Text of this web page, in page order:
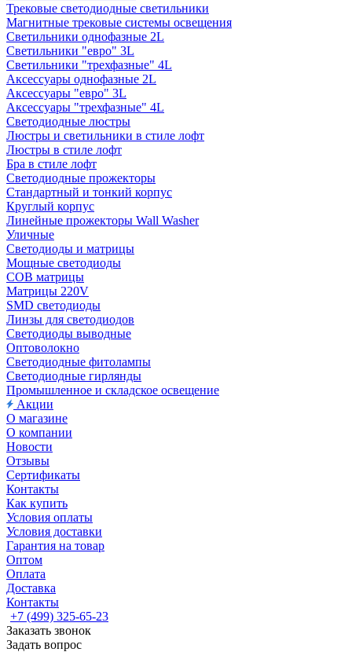
Трековые светодиодные светильники
Магнитные трековые системы освещения
Светильники однофазные 2L
Светильники "евро" 3L
Светильники "трехфазные" 4L
Аксессуары однофазные 2L
Аксессуары "евро" 3L
Аксессуары "трехфазные" 4L
Светодиодные люстры
Люстры и светильники в стиле лофт
Люстры в стиле лофт
Бра в стиле лофт
Светодиодные прожекторы
Стандартный и тонкий корпус
Круглый корпус
Линейные прожекторы Wall Washer
Уличные
Светодиоды и матрицы
Мощные светодиоды
COB матрицы
Матрицы 220V
SMD светодиоды
Линзы для светодиодов
Светодиоды выводные
Оптоволокно
Светодиодные фитолампы
Светодиодные гирлянды
Промышленное и складское освещение
Акции
О магазине
О компании
Новости
Отзывы
Сертификаты
Контакты
Как купить
Условия оплаты
Условия доставки
Гарантия на товар
Оптом
Оплата
Доставка
Контакты
+7 (499) 325-65-23
Заказать звонок
Задать вопрос